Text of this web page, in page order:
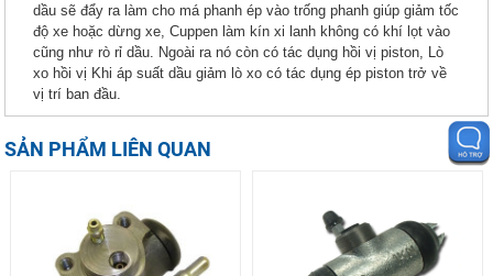
dầu sẽ đẩy ra làm cho má phanh ép vào trống phanh giúp giảm tốc
độ xe hoặc dừng xe, Cuppen làm kín xi lanh không có khí lọt vào
cũng như rò rỉ dầu. Ngoài ra nó còn có tác dụng hồi vị piston, Lò
xo hồi vị Khi áp suất dầu giảm lò xo có tác dụng ép piston trở về
vị trí ban đầu.
SẢN PHẨM LIÊN QUAN